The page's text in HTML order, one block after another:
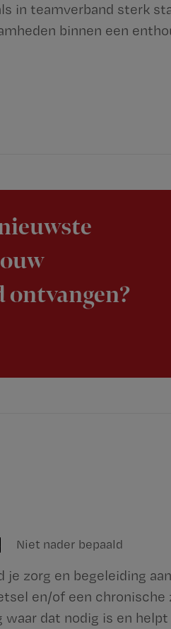
in teamverband sterk
binnen een
ontvangen?
Niet nader bepaald
zorg en begeleiding
en/of een chronische
dat nodig is en